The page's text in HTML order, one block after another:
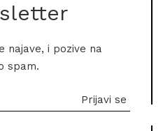
najave, i pozive na
spam.